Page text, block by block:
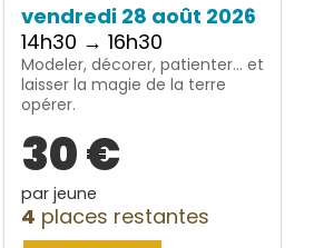
vendredi 28 août 2026
14h30 → 16h30
Modeler, décorer, patienter… et
laisser la magie de la terre
opérer.
30 €
par jeune
4 places restantes